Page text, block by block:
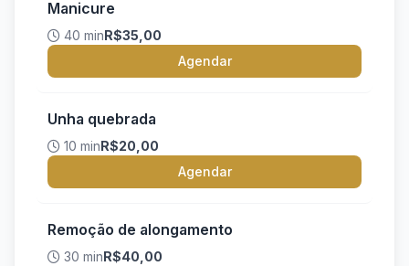
Manicure
40 minR$35,00
Agendar
Unha quebrada
10 minR$20,00
Agendar
Remoção de alongamento
30 minR$40,00